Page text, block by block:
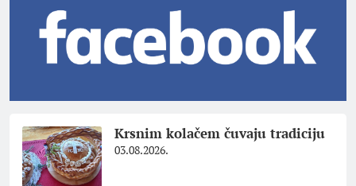
Krsnim kolačem čuvaju tradiciju
03.08.2026.